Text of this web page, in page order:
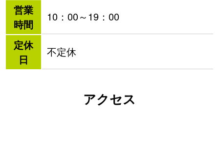
営業
時間
10：00～19：00
定休
日
不定休
アクセス